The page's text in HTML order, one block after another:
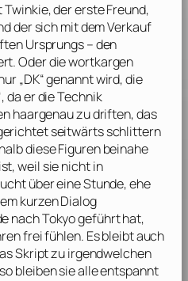
der erste Freund,
der sich mit dem Verkauf
Ursprungs – den
Oder die wortkargen
„DK“ genannt wird, die
da er die Technik
haargenau zu driften, das
seitwärts schlittern
diese Figuren beinahe
weil sie nicht in
über eine Stunde, ehe
kurzen Dialog
nach Tokyo geführt hat,
frei fühlen. Es bleibt auch
Skript zu irgendwelchen
bleiben sie alle entspannt